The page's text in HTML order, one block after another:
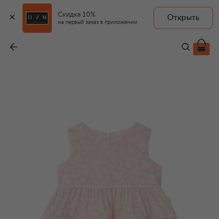
Скидка 10%
на первый заказ в приложении
Открыть
12 750 ₽